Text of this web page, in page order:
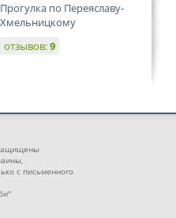
Прогулка по Переяславу-
Хмельницкому
отзывов:9
с письменного